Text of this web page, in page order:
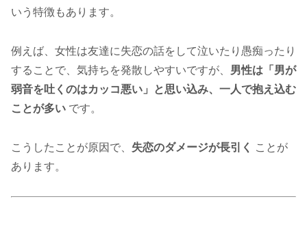
いう特徴もあります。
例えば、女性は友達に失恋の話をして泣いたり愚痴ったり
することで、気持ちを発散しやすいですが、 男性は「男が
弱音を吐くのはカッコ悪い」と思い込み、一人で抱え込む
ことが多い です。
こうしたことが原因で、 失恋のダメージが長引く
ことが
あります。